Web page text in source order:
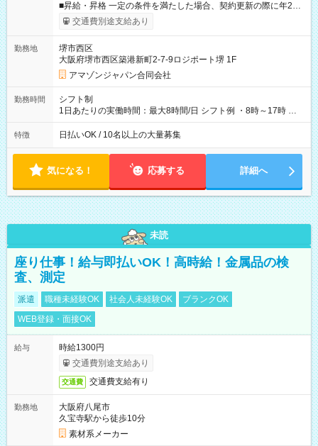
■昇給・昇格 一定の条件を満たした場合、契約更新の際に年2回
まで昇給の機会があります。 ■正社員登用制度あり ※月末締/翌
月25日支払い ※時間外手当、別途支給 ※深夜割増賃金 (22:00～
☆Amazon直雇用で安定して働けます！ 【試用期間】試用期間
あり 試用期間の長さ：1週間 雇用形態、給与は本採用時と同じ
です。
交通費別途支給あり
勤務地
堺市西区
大阪府堺市西区築港新町2-7-9ロジポート堺 1F
アマゾンジャパン合同会社
勤務時間
シフト制
1日あたりの実働時間：最大8時間/日 シフト例 ・8時～17時 ・
12時～21時
特徴 日払いOK / 10名以上の大量募集
気になる！ 応募する 詳細へ
未読
座り仕事！給与即払いOK！高時給！金属品の検
査、測定
派遣 職種未経験OK 社会人未経験OK
ブランクOK
WEB登録・面接OK
給与
時給1300円
交通費別途支給あり
交通費 交通費支給有り
勤務地
大阪府八尾市
久宝寺駅から徒歩10分
素材系メーカー